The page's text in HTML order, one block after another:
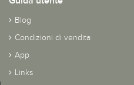
Blog
Condizioni di vendita
App
Links